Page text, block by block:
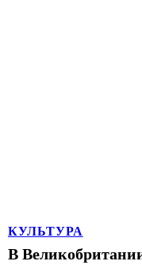
КУЛЬТУРА
В